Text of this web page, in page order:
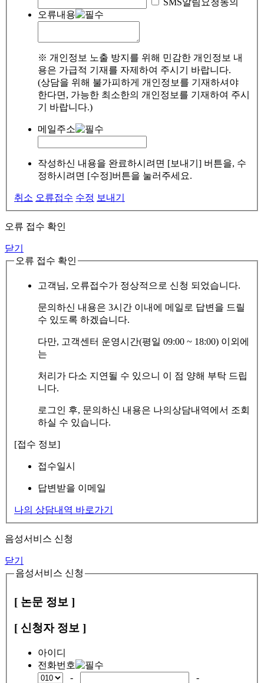
오류내용
※ 개인정보 노출 방지를 위해 민감한 개인정보 내
용은 가급적 기재를 자제하여 주시기 바랍니다.
(상담을 위해 불가피하게 개인정보를 기재하셔야
한다면, 가능한 최소한의 개인정보를 기재하여 주시
기 바랍니다.)
메일주소
작성하신 내용을 완료하시려면 [보내기] 버튼을, 수
정하시려면 [수정]버튼을 눌러주세요.
취소 오류접수 수정 보내기
오류 접수 확인
닫기
오류 접수 확인
고객님, 오류접수가 정상적으로 신청 되었습니다.
문의하신 내용은 3시간 이내에 메일로 답변을 드릴
수 있도록 하겠습니다.
다만, 고객센터 운영시간(평일 09:00 ~ 18:00) 이외에
는
처리가 다소 지연될 수 있으니 이 점 양해 부탁 드립
니다.
로그인 후, 문의하신 내용은 나의상담내역에서 조회
하실 수 있습니다.
[접수 정보]
접수일시
답변받을 이메일
나의 상담내역 바로가기
음성서비스 신청
닫기
음성서비스 신청
[ 논문 정보 ]
[ 신청자 정보 ]
아이디
전화번호
-
-